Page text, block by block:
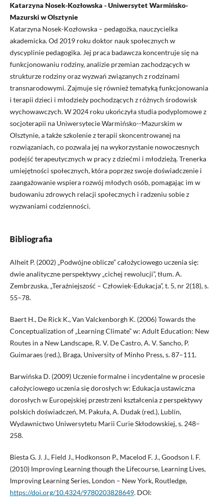
Katarzyna Nosek-Kozłowska - Uniwersytet Warmińsko-
Mazurski w Olsztynie
Katarzyna Nosek-Kozłowska – pedagożka, nauczycielka
akademicka. Od 2019 roku doktor nauk społecznych w
dyscyplinie pedagogika. Jej praca badawcza koncentruje się na
funkcjonowaniu rodziny, analizie przemian zachodzących w
strukturze rodziny oraz wyzwań związanych z rodzinami
transnarodowymi. Zajmuje się również tematyką funkcjonowania
i terapii dzieci i młodzieży pochodzących z różnych środowisk
wychowawczych. W 2024 roku ukończyła studia podyplomowe z
socjoterapii na Uniwersytecie Warmińsko-­-Mazurskim w
Olsztynie, a także szkolenie z terapii skoncentrowanej na
rozwiązaniach, co pozwala jej na wykorzystanie nowoczesnych
podejść terapeutycznych w pracy z dziećmi i młodzieżą. Trenerka
umiejętności społecznych, która poprzez swoje doświadczenie i
zaangażowanie wspiera rozwój młodych osób, pomagając im w
budowaniu zdrowych relacji społecznych i radzeniu sobie z
wyzwaniami codzienności.
Bibliografia
Alheit P. (2002) „Podwójne oblicze” całożyciowego uczenia się:
dwie analityczne perspektywy „cichej rewolucji”, tłum. A.
Zembrzuska, „Teraźniejszość – Człowiek-Edukacja”, t. 5, nr 2(18), s.
55–78.
Baert H., De Rick K., Van Valckenborgh K. (2006) Towards the
Conceptualization of „Learning Climate” w: Adult Education: New
Routes in a New Landscape, R. V. De Castro, A. V. Sancho, P.
Guimaraes (red.), Braga, University of Minho Press, s. 87–111.
Barwińska D. (2009) Uczenie formalne i incydentalne w procesie
całożyciowego uczenia się dorosłych w: Edukacja ustawiczna
dorosłych w Europejskiej przestrzeni kształcenia z perspektywy
polskich doświadczeń, M. Pakuła, A. Dudak (red.), Lublin,
Wydawnictwo Uniwersytetu Marii Curie Skłodowskiej, s. 248–
258.
Biesta G. J. J., Field J., Hodkonson P., Macelod F. J., Goodson I. F.
(2010) Improving Learning though the Lifecourse, Learning Lives,
Improving Learning Series, London – New York, ­Routledge,
https://doi.org/10.4324/9780203828649. DOI: